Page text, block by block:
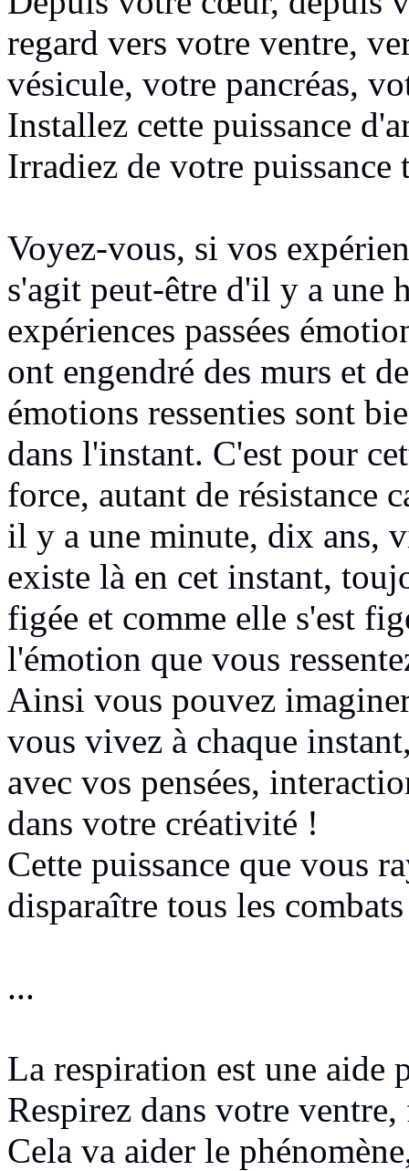
regard vers votre ventre,
vésicule, votre pancréas,
Installez cette puissance
Irradiez de votre
Voyez-vous, si vos
s'agit peut-être d'il y a une
expériences passées
ont engendré des murs et
émotions ressenties sont
dans l'instant. C'est pour
force, autant de résistance
il y a une minute, dix ans,
existe là en cet instant,
figée et comme elle s'est
l'émotion que vous
Ainsi vous pouvez
vous vivez à chaque instant
avec vos pensées,
dans votre créativité !
Cette puissance que vous
disparaître tous les combats
...
La respiration est une aide
Respirez dans votre
Cela va aider le